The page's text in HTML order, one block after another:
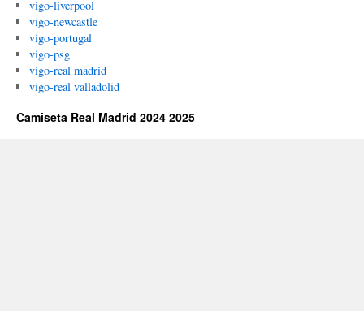
vigo-liverpool
vigo-newcastle
vigo-portugal
vigo-psg
vigo-real madrid
vigo-real valladolid
Camiseta Real Madrid 2024 2025